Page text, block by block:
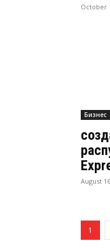
October
Бизнес
August
1